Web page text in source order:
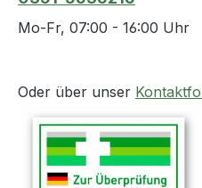
Mo-Fr, 07:00 - 16:00 Uhr
Oder über unser